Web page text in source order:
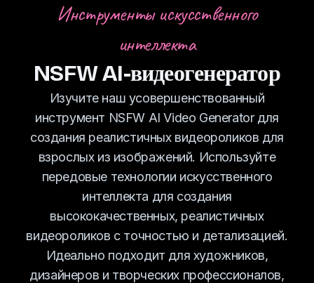
Инструменты искусственного
интеллекта
NSFW AI-видеогенератор
Изучите наш усовершенствованный
инструмент NSFW AI Video Generator для
создания реалистичных видеороликов для
взрослых из изображений. Используйте
передовые технологии искусственного
интеллекта для создания
высококачественных, реалистичных
видеороликов с точностью и детализацией.
Идеально подходит для художников,
дизайнеров и творческих профессионалов,